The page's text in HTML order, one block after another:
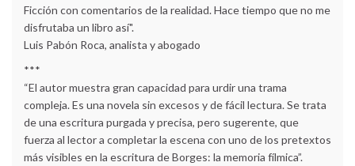
Ficción con comentarios de la realidad. Hace tiempo que no me
disfrutaba un libro así".
Luis Pabón Roca, analista y abogado
***
“El autor muestra gran capacidad para urdir una trama
compleja. Es una novela sin excesos y de fácil lectura. Se trata
de una escritura purgada y precisa, pero sugerente, que
fuerza al lector a completar la escena con uno de los pretextos
más visibles en la escritura de Borges: la memoria fílmica”.